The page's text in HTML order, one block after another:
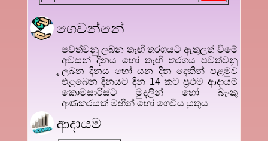
ගෙවන්නේ
*
පවත්වනු ලබන තෑඟි තරගයට ඇතුලත් වීමේ
අවසන් දිනය හෝ තෑඟි තරගය පවත්වනු
ලබන දිනය හෝ යන දින දෙකින් පළමුව
එළබෙන දිනයට දින 14 කට ප්‍රථම ආදායම්
කොමසාරිස්ට මුදලින් හෝ බැංකු
අණකරයක් මඟින් හෝ ගෙවිය යුතුය
ආදායම